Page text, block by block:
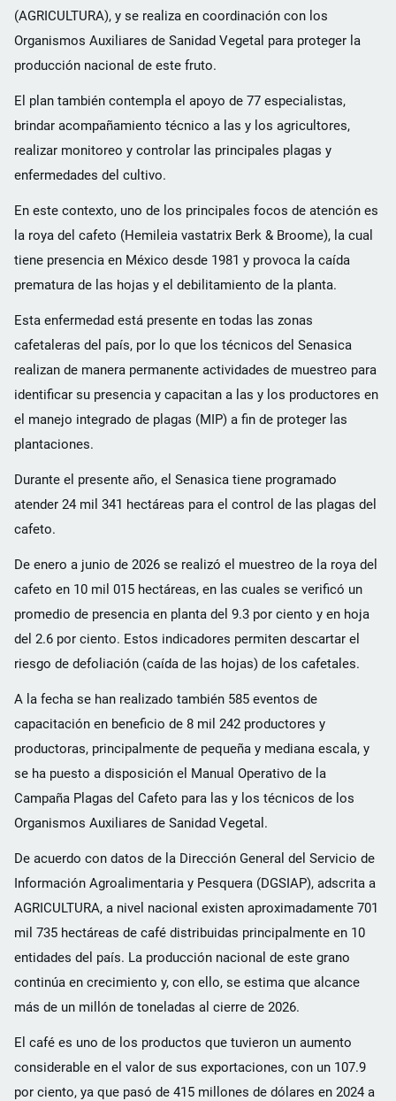
(AGRICULTURA), y se realiza en coordinación con los
Organismos Auxiliares de Sanidad Vegetal para proteger la
producción nacional de este fruto.
El plan también contempla el apoyo de 77 especialistas,
brindar acompañamiento técnico a las y los agricultores,
realizar monitoreo y controlar las principales plagas y
enfermedades del cultivo.
En este contexto, uno de los principales focos de atención es
la roya del cafeto (Hemileia vastatrix Berk & Broome), la cual
tiene presencia en México desde 1981 y provoca la caída
prematura de las hojas y el debilitamiento de la planta.
Esta enfermedad está presente en todas las zonas
cafetaleras del país, por lo que los técnicos del Senasica
realizan de manera permanente actividades de muestreo para
identificar su presencia y capacitan a las y los productores en
el manejo integrado de plagas (MIP) a fin de proteger las
plantaciones.
Durante el presente año, el Senasica tiene programado
atender 24 mil 341 hectáreas para el control de las plagas del
cafeto.
De enero a junio de 2026 se realizó el muestreo de la roya del
cafeto en 10 mil 015 hectáreas, en las cuales se verificó un
promedio de presencia en planta del 9.3 por ciento y en hoja
del 2.6 por ciento. Estos indicadores permiten descartar el
riesgo de defoliación (caída de las hojas) de los cafetales.
A la fecha se han realizado también 585 eventos de
capacitación en beneficio de 8 mil 242 productores y
productoras, principalmente de pequeña y mediana escala, y
se ha puesto a disposición el Manual Operativo de la
Campaña Plagas del Cafeto para las y los técnicos de los
Organismos Auxiliares de Sanidad Vegetal.
De acuerdo con datos de la Dirección General del Servicio de
Información Agroalimentaria y Pesquera (DGSIAP), adscrita a
AGRICULTURA, a nivel nacional existen aproximadamente 701
mil 735 hectáreas de café distribuidas principalmente en 10
entidades del país. La producción nacional de este grano
continúa en crecimiento y, con ello, se estima que alcance
más de un millón de toneladas al cierre de 2026.
El café es uno de los productos que tuvieron un aumento
considerable en el valor de sus exportaciones, con un 107.9
por ciento, ya que pasó de 415 millones de dólares en 2024 a